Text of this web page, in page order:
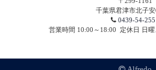
千葉県君津市北子
0439-54-
営業時間 10:00～18:00
定休日 日